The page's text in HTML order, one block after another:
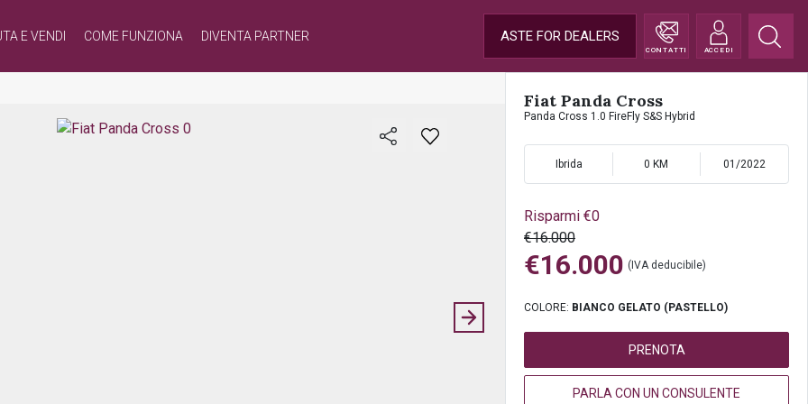
E VENDI COME FUNZIONA DIVENTA PARTNER ASTE FOR DEALERS
CONTATTI ACCEDI
Fiat Panda Cross
Panda Cross 1.0 FireFly S&S Hybrid
Ibrida 0 KM 01/2022
Risparmi €0
€16.000
€16.000 (IVA deducibile)
COLORE: BIANCO GELATO (PASTELLO)
PRENOTA
PARLA CON UN CONSULENTE